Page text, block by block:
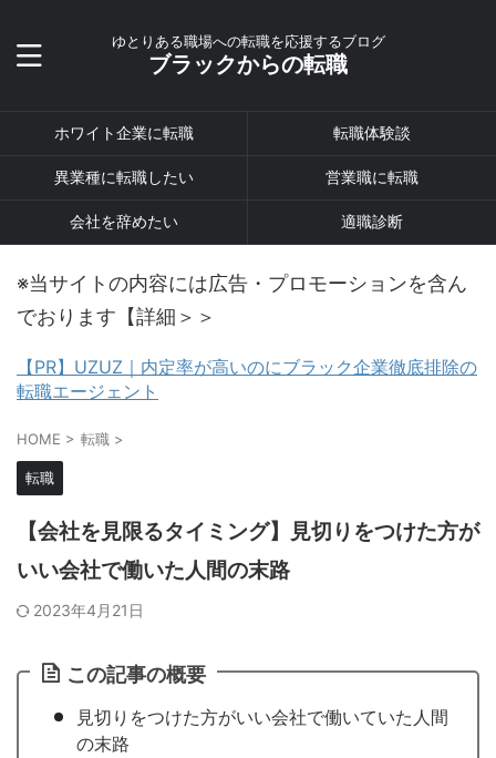
ゆとりある職場への転職を応援するブログ
ブラックからの転職
ホワイト企業に転職 転職体験談
異業種に転職したい 営業職に転職
会社を辞めたい 適職診断
※当サイトの内容には広告・プロモーションを含ん
でおります【詳細＞＞
【PR】UZUZ｜内定率が高いのにブラック企業徹底排除の
転職エージェント
HOME > 転職 >
転職
【会社を見限るタイミング】見切りをつけた方が
いい会社で働いた人間の末路
2023年4月21日
この記事の概要
見切りをつけた方がいい会社で働いていた人間
の末路